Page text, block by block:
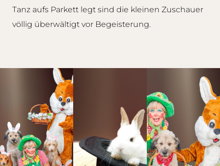
Tanz aufs Parkett legt sind die kleinen Zuschauer
völlig überwältigt vor Begeisterung.